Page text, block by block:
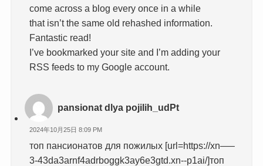
come across a blog every once in a while
that isn’t the same old rehashed information.
Fantastic read!
I’ve bookmarked your site and I’m adding your
RSS feeds to my Google account.
pansionat dlya pojilih_udPt
2024年10月25日 8:09 PM
топ пансионатов для пожилых [url=https://xn—–
3-43da3arnf4adrboggk3ay6e3gtd.xn--p1ai/]топ